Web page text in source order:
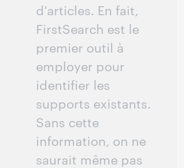
d'articles. En fait,
FirstSearch est le
premier outil à
employer pour
identifier les
supports existants.
Sans cette
information, on ne
saurait même pas